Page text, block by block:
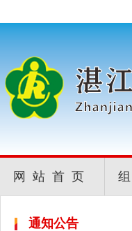
网站首页
通知公告